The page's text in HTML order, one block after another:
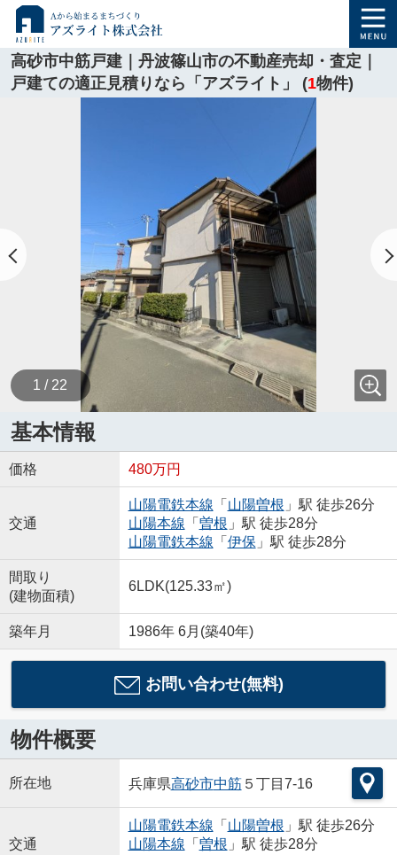
高砂市中筋戸建｜丹波篠山市の不動産売却・査定｜
戸建ての適正見積りなら「アズライト」 (1物件)
1 / 22
基本情報
価格 480万円
交通
山陽電鉄本線 「 山陽曽根 」駅 徒歩26分
山陽本線 「 曽根 」駅 徒歩28分
山陽電鉄本線 「 伊保 」駅 徒歩28分
間取り
(建物面積)
6LDK(125.33㎡)
築年月 1986年 6月(築40年)
お問い合わせ(無料)
物件概要
所在地 兵庫県高砂市中筋５丁目7-16
交通
山陽電鉄本線 「 山陽曽根 」駅 徒歩26分
山陽本線 「 曽根 」駅 徒歩28分